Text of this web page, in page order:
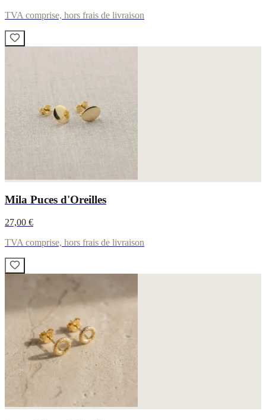
TVA comprise, hors frais de livraison
Mila Puces d'Oreilles
27,00 €
TVA comprise, hors frais de livraison